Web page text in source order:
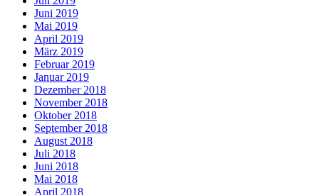
Juni 2019
Mai 2019
April 2019
März 2019
Februar 2019
Januar 2019
Dezember 2018
November 2018
Oktober 2018
September 2018
August 2018
Juli 2018
Juni 2018
Mai 2018
April 2018